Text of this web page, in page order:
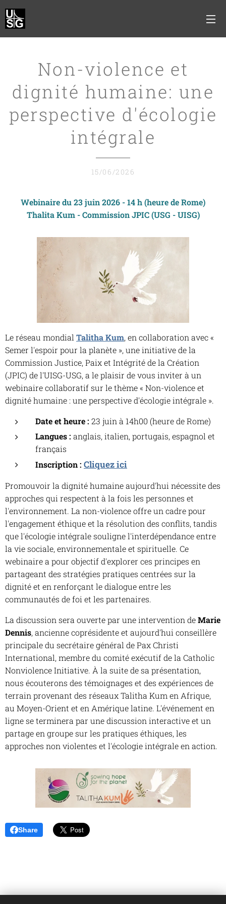
Non-violence et
dignité humaine: une
perspective d'écologie
intégrale
15/06/2026
Webinaire du 23 juin 2026 - 14 h (heure de Rome)
Thalita Kum - Commission JPIC (USG - UISG)
Le réseau mondial Talitha Kum, en collaboration avec «
Semer l'espoir pour la planète », une initiative de la
Commission Justice, Paix et Intégrité de la Création
(JPIC) de l'UISG-USG, a le plaisir de vous inviter à un
webinaire collaboratif sur le thème « Non-violence et
dignité humaine : une perspective d'écologie intégrale ».
Date et heure : 23 juin à 14h00 (heure de Rome)
Langues : anglais, italien, portugais, espagnol et
français
Inscription : Cliquez ici
Promouvoir la dignité humaine aujourd'hui nécessite des
approches qui respectent à la fois les personnes et
l'environnement. La non-violence offre un cadre pour
l'engagement éthique et la résolution des conflits, tandis
que l'écologie intégrale souligne l'interdépendance entre
la vie sociale, environnementale et spirituelle. Ce
webinaire a pour objectif d'explorer ces principes en
partageant des stratégies pratiques centrées sur la
dignité et en renforçant le dialogue entre les
communautés de foi et les partenaires.
La discussion sera ouverte par une intervention deMarie
Dennis, ancienne coprésidente et aujourd'hui conseillère
principale du secrétaire général de Pax Christi
International, membre du comité exécutif de la Catholic
Nonviolence Initiative. À la suite de sa présentation,
nous écouterons des témoignages et des expériences de
terrain provenant des réseaux Talitha Kum en Afrique,
au Moyen-Orient et en Amérique latine. L'événement en
ligne se terminera par une discussion interactive et un
partage en groupe sur les pratiques éthiques, les
approches non violentes et l'écologie intégrale en action.
Share